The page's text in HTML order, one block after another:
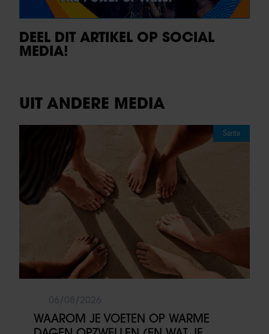
DEEL DIT ARTIKEL OP SOCIAL
MEDIA!
UIT ANDERE MEDIA
Sante
WAAROM JE VOETEN OP WARME